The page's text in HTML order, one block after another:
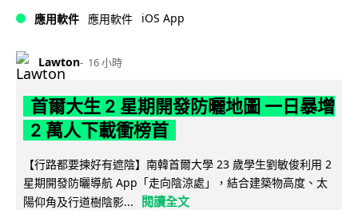
應用軟件 應用軟件 iOS App
Lawton 16 小時
首爾大生 2 星期開發防曬地圖 一日暴增
2 萬人下載衝榜首
【行路都要揀好有遮陰】南韓首爾大學 23 歲學生劉敏俊利用 2
星期開發防曬導航 App「走向陰涼處」，結合建築物高度、太
陽仰角及行道樹陰影...
閱讀全文